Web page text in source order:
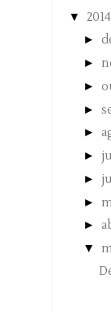
▼ 2014
►
►
►
►
►
►
►
►
►
▼